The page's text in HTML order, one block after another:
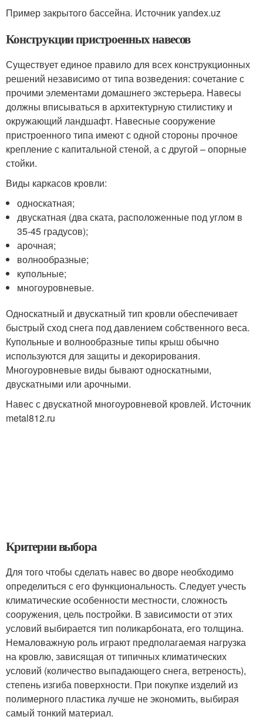
Пример закрытого бассейна. Источник yandex.uz
Конструкции пристроенных навесов
Существует единое правило для всех конструкционных
решений независимо от типа возведения: сочетание с
прочими элементами домашнего экстерьера. Навесы
должны вписываться в архитектурную стилистику и
окружающий ландшафт. Навесные сооружение
пристроенного типа имеют с одной стороны прочное
крепление с капитальной стеной, а с другой – опорные
стойки.
Виды каркасов кровли:
односкатная;
двускатная (два ската, расположенные под углом в
35-45 градусов);
арочная;
волнообразные;
купольные;
многоуровневые.
Односкатный и двускатный тип кровли обеспечивает
быстрый сход снега под давлением собственного веса.
Купольные и волнообразные типы крыш обычно
используются для защиты и декорирования.
Многоуровневые виды бывают односкатными,
двускатными или арочными.
Навес с двускатной многоуровневой кровлей. Источник
metal812.ru
Критерии выбора
Для того чтобы сделать навес во дворе необходимо
определиться с его функциональность. Следует учесть
климатические особенности местности, сложность
сооружения, цель постройки. В зависимости от этих
условий выбирается тип поликарбоната, его толщина.
Немаловажную роль играют предполагаемая нагрузка
на кровлю, зависящая от типичных климатических
условий (количество выпадающего снега, ветреность),
степень изгиба поверхности. При покупке изделий из
полимерного пластика лучше не экономить, выбирая
самый тонкий материал.